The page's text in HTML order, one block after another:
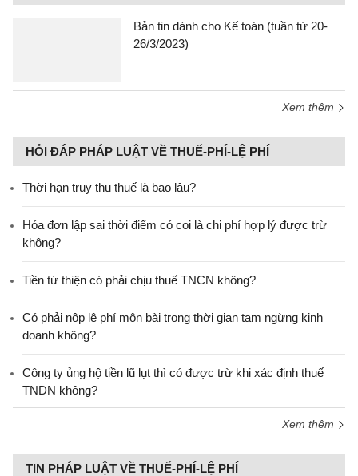
Bản tin dành cho Kế toán (tuần từ 20-
26/3/2023)
Xem thêm
HỎI ĐÁP PHÁP LUẬT VỀ THUẾ-PHÍ-LỆ PHÍ
Thời hạn truy thu thuế là bao lâu?
Hóa đơn lập sai thời điểm có coi là chi phí hợp lý được trừ
không?
Tiền từ thiện có phải chịu thuế TNCN không?
Có phải nộp lệ phí môn bài trong thời gian tạm ngừng kinh
doanh không?
Công ty ủng hộ tiền lũ lụt thì có được trừ khi xác định thuế
TNDN không?
Xem thêm
TIN PHÁP LUẬT VỀ THUẾ-PHÍ-LỆ PHÍ